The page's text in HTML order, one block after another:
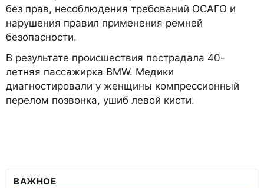
без прав, несоблюдения требований ОСАГО и
нарушения правил применения ремней
безопасности.
В результате происшествия пострадала 40-
летняя пассажирка BMW. Медики
диагностировали у женщины компрессионный
перелом позвонка, ушиб левой кисти.
ВАЖНОЕ